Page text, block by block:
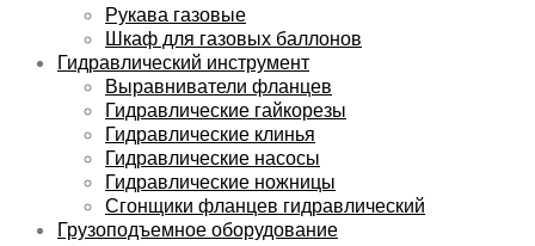
Рукава газовые
Шкаф для газовых баллонов
Гидравлический инструмент
Выравниватели фланцев
Гидравлические гайкорезы
Гидравлические клинья
Гидравлические насосы
Гидравлические ножницы
Сгонщики фланцев гидравлический
Грузоподъемное оборудование